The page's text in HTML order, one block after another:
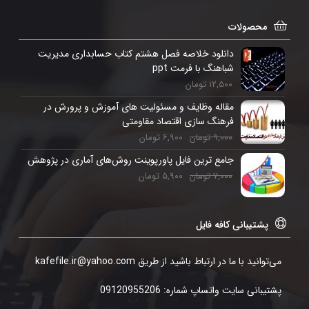
محصولات
دانلود خلاصه فصل هشتم کتاب حسابداری مدیریت
شباهنگ با فرمت ppt
۱۲,۵۰۰ تومان
مقاله وظایف و مسئولیت های آموزش و پرورش در
فرهنگ سازی اقتصاد مقاومتی
۹,۰۰۰تومان ۶,۹۰۰ تومان
جامع ترین فایل پاورپوینت روش‌های آماری در پژوهش
۷,۰۰۰تومان ۵,۹۰۰ تومان
پشتیبانی کافه فایل
می‌توانید با ما در ارتباط باشید از طریق kafefile.ir@yahoo.com
پشتیبانی سایت واتساپ شماره: 09120955206